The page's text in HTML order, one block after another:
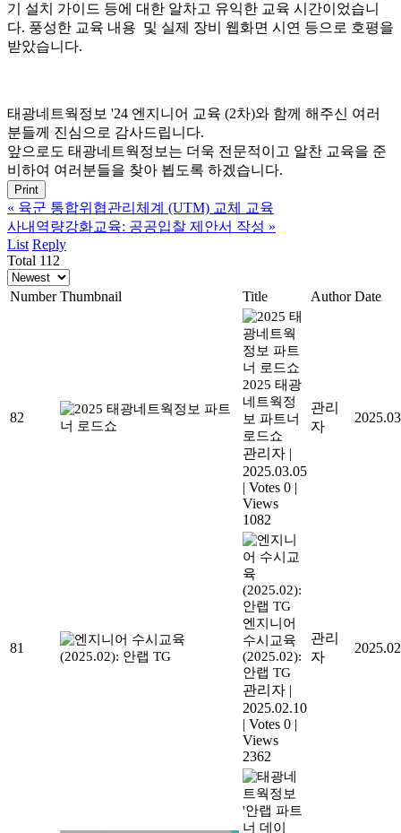
기 설치 가이드 등에 대한 알차고 유익한 교육 시간이었습니
다. 풍성한 교육 내용 및 실제 장비 웹화면 시연 등으로 호평을
받았습니다.
태광네트웍정보 '24 엔지니어 교육 (2차)와 함께 해주신 여러
분들께 진심으로 감사드립니다.
앞으로도 태광네트웍정보는 더욱 전문적이고 알찬 교육을 준
비하여 여러분들을 찾아 뵙도록 하겠습니다.
Print
« 육군 통합위협관리체계 (UTM) 교체 교육
사내역량강화교육: 공공입찰 제안서 작성 »
List Reply
Total 112
Number Thumbnail Title Author Date
82
2025 태광
네트웍정
보 파트너
로드쇼
관리자 |
2025.03.05
| Votes 0 |
Views
1082
관리
자
81
엔지니어
수시교육
(2025.02):
안랩 TG
관리자 |
2025.02.10
| Votes 0 |
Views
2362
관리
자